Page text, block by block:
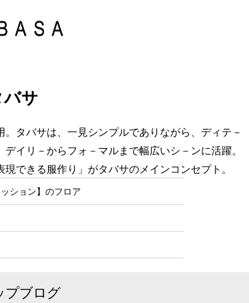
バサ
タバサは、一見シンプルでありながら、ディテ－
イリ－からフォ－マルまで幅広いシ－ンに活躍。
できる服作り」がタバサのメインコンセプト。
ション】のフロア
プブログ